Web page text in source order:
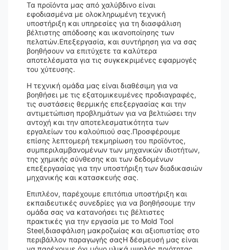
Τα προϊόντα μας από χαλύβδινο είναι
εφοδιασμένα με ολοκληρωμένη τεχνική
υποστήριξη και υπηρεσίες για τη διασφάλιση
βέλτιστης απόδοσης και ικανοποίησης των
πελατών.Επεξεργασία, και συντήρηση για να σας
βοηθήσουν να επιτύχετε τα καλύτερα
αποτελέσματα για τις συγκεκριμένες εφαρμογές
του χύτευσης.
Η τεχνική ομάδα μας είναι διαθέσιμη για να
βοηθήσει με τις εξατομικευμένες προδιαγραφές,
τις συστάσεις θερμικής επεξεργασίας και την
αντιμετώπιση προβλημάτων για να βελτιώσει την
αντοχή και την αποτελεσματικότητα των
εργαλείων του καλούπιού σας.Προσφέρουμε
επίσης λεπτομερή τεκμηρίωση του προϊόντος,
συμπεριλαμβανομένων των μηχανικών ιδιοτήτων,
της χημικής σύνθεσης και των δεδομένων
επεξεργασίας για την υποστήριξη των διαδικασιών
μηχανικής και κατασκευής σας.
Επιπλέον, παρέχουμε επιτόπια υποστήριξη και
εκπαιδευτικές συνεδρίες για να βοηθήσουμε την
ομάδα σας να κατανοήσει τις βέλτιστες
πρακτικές για την εργασία με το Mold Tool
Steel,διασφάλιση μακροζωίας και αξιοπιστίας στο
περιβάλλον παραγωγής σαςΗ δέσμευσή μας είναι